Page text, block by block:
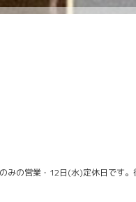
みの営業・12日(水)定休日です